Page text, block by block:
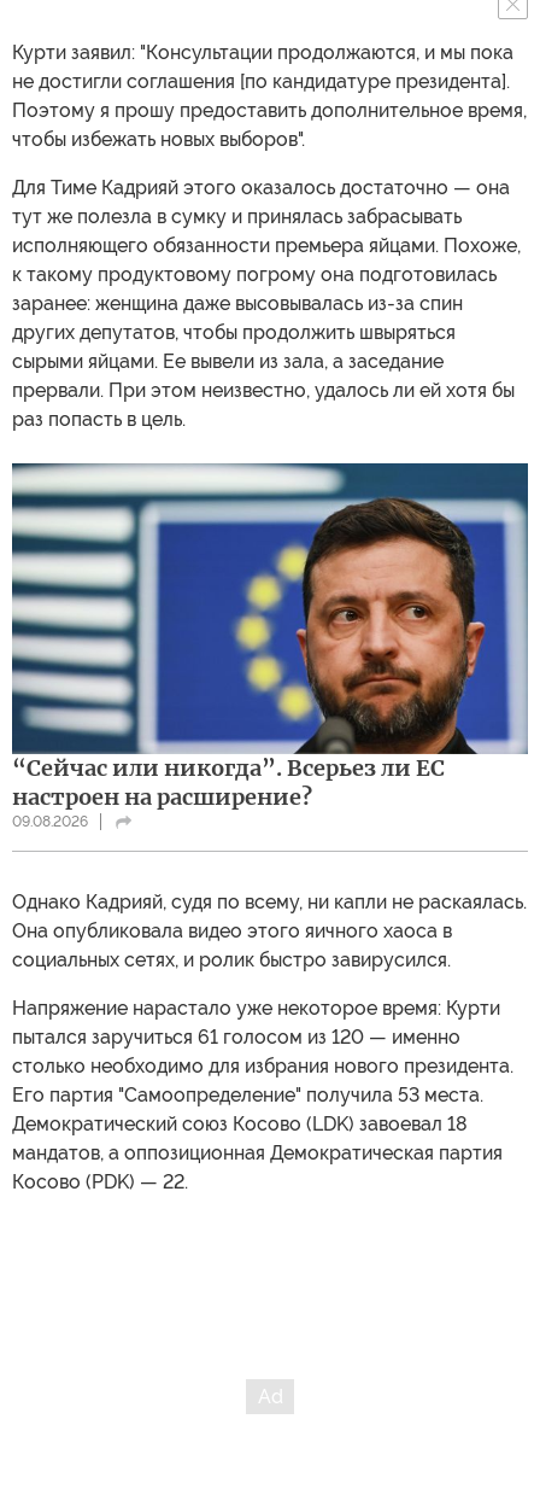
Курти заявил: "Консультации продолжаются, и мы пока
не достигли соглашения [по кандидатуре президента].
Поэтому я прошу предоставить дополнительное время,
чтобы избежать новых выборов".
Для Тиме Кадрияй этого оказалось достаточно — она
тут же полезла в сумку и принялась забрасывать
исполняющего обязанности премьера яйцами. Похоже,
к такому продуктовому погрому она подготовилась
заранее: женщина даже высовывалась из-за спин
других депутатов, чтобы продолжить швыряться
сырыми яйцами. Ее вывели из зала, а заседание
прервали. При этом неизвестно, удалось ли ей хотя бы
раз попасть в цель.
“Сейчас или никогда”. Всерьез ли ЕС
настроен на расширение?
09.08.2026
Однако Кадрияй, судя по всему, ни капли не раскаялась.
Она опубликовала видео этого яичного хаоса в
социальных сетях, и ролик быстро завирусился.
Напряжение нарастало уже некоторое время: Курти
пытался заручиться 61 голосом из 120 — именно
столько необходимо для избрания нового президента.
Его партия "Самоопределение" получила 53 места.
Демократический союз Косово (LDK) завоевал 18
мандатов, а оппозиционная Демократическая партия
Косово (PDK) — 22.